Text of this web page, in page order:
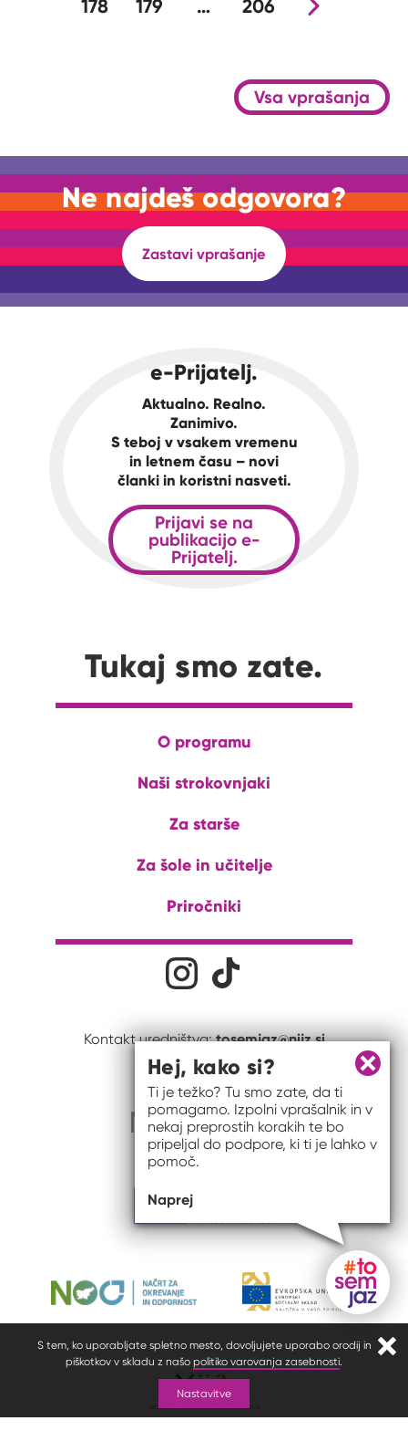
S tem, ko uporabljate spletno mesto, dovoljujete uporabo orodij in
piškotkov v skladu z našo politiko varovanja zasebnosti.
Nastavitve
178 179 … 206Nova stran
Vsa vprašanja
Ne najdeš odgovora?
Zastavi vprašanje
e-Prijatelj.
Aktualno. Realno.
Zanimivo.
S teboj v vsakem vremenu
in letnem času – novi
članki in koristni nasveti.
Prijavi se na
publikacijo e-
Prijatelj.
Tukaj smo zate.
O programu
Naši strokovnjaki
Za starše
Za šole in učitelje
Priročniki
Družabna omrežjaNa naš Instagram profil
Kontakt uredništva:tosemjaz@nijz.si
Gumb
Zapri
Hej, kako si?
Ti je težko? Tu smo zate, da ti
pomagamo. Izpolni vprašalnik in v
nekaj preprostih korakih te bo
pripeljal do podpore, ki ti je lahko v
pomoč.
Naprej